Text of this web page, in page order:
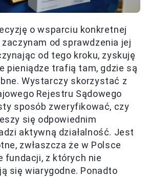
o wsparciu konkretnej
od sprawdzenia jej
od tego kroku, zyskuję
pieniądze trafią tam, gdzie są
Wystarczy skorzystać z
Rejestru Sądowego
sposób zweryfikować, czy
się odpowiednim
aktywną działalność. Jest
zwłaszcza że w Polsce
fundacji, z których nie
się wiarygodne. Ponadto